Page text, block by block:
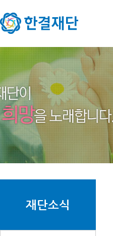
재단소식